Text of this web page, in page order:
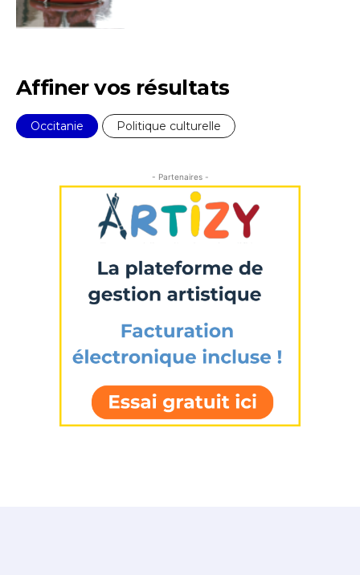
* Champ obligatoire
J'accepte lestermes et conditions
Affiner vos résultats
Occitanie Politique culturelle
- Partenaires -